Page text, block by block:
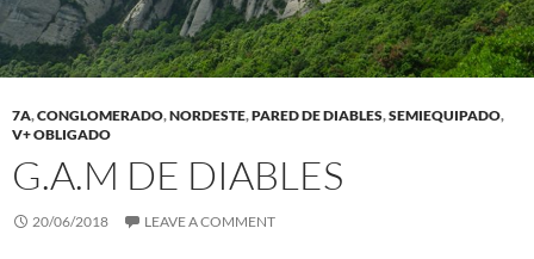
7A,CONGLOMERADO,NORDESTE,PARED DE DIABLES,SEMIEQUIPADO,
V+ OBLIGADO
G.A.M DE DIABLES
20/06/2018 LEAVE A COMMENT